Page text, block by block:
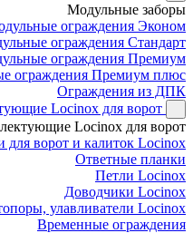
Модульные заборы
ограждения Эконом
ограждения Стандарт
ограждения Премиум
ограждения Премиум плюс
Ограждения из ДПК
Locinox для ворот
Locinox для ворот
для ворот и калиток Locinox
Ответные планки
Петли Locinox
Доводчики Locinox
улавливатели Locinox
Временные ограждения